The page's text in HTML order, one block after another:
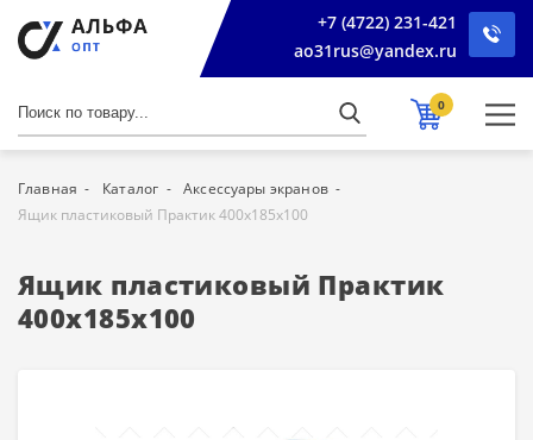
+7 (4722) 231-421
ao31rus@yandex.ru
0
Главная Каталог
Аксессуары экранов
Ящик пластиковый Практик 400x185x100
Ящик пластиковый Практик
400x185x100